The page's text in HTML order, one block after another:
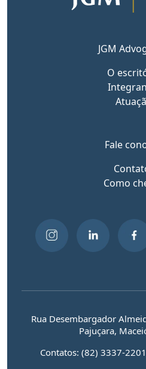
JGM
O
Fale
Como
Rua Desembargador
Pajuçara,
Contatos: (82) 3337-